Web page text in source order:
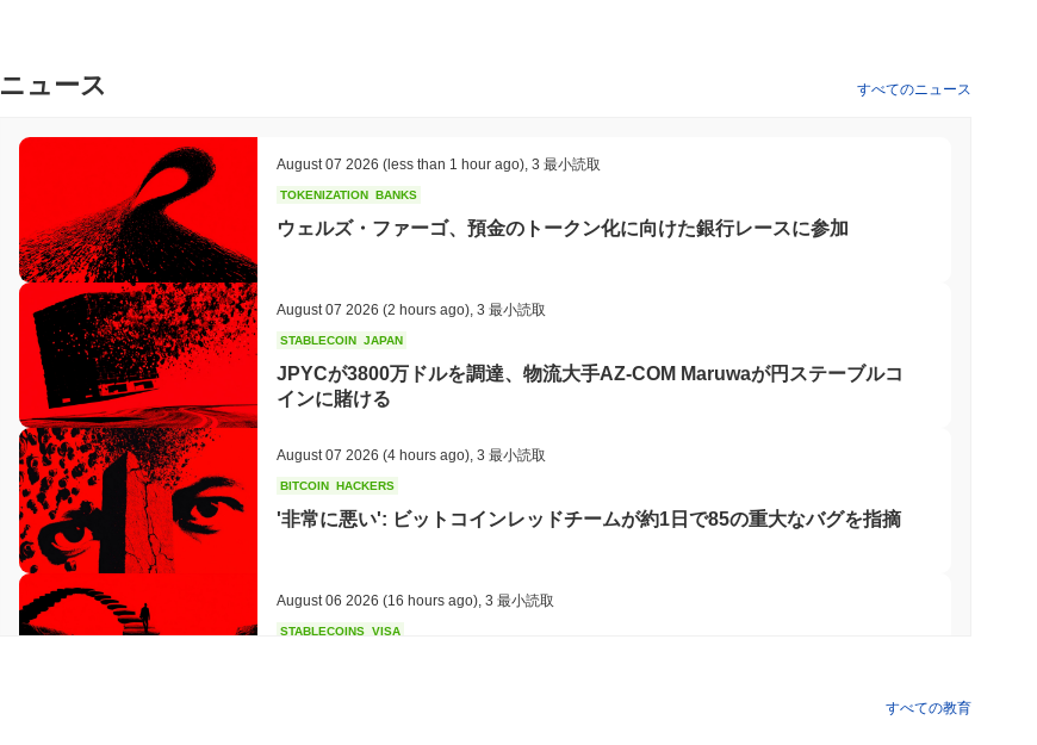
サンドルは現在も活動中で、開発が進行中であり、専用のコミュニティが存在します。複数の取引所で取引されており、持続的な関
サンドルは誰のために設計されていますか？
サンドルは、ブロックチェーンソリューションを自社の業務に統合しようとする開発者や企業のために主に構築されています。ター
ゲットオーディエンスには、革新的な金融ツールを求めるDeFiユーザーや、分散型アプリケーションの向上に焦点を当てたニッチな
コミュニティが含まれます。このプラットフォームは、ブロックチェーンエコシステム内でのコラボレーションと成長を促進するこ
とを目指しています。
サンドルはどのように保護されていますか？
サンドルは、プルーフ・オブ・ステーク（PoS）として知られる独自のコンセンサスメカニズムを通じてネットワークを保護してい
ます。これにより、バリデーターが保有するトークンの数に基づいて新しいブロックを作成できるため、ブロックチェーンの保護が
強化されます。この方法は分散化を促進し、バリデーターが誠実に行動するよう奨励することでネットワークのセキュリティを強化
します。
サンドルは何か論争やリスクに直面しましたか？
サンドルは、投資家が報告した価格の大幅な変動に関する懸念から、 scrutiny に直面しています。さらに、プロジェクトの透明性と
セキュリティに疑問を投げかけるラグプルの疑惑もありました。ユーザーはこれらのリスクを認識し、投資前に徹底的な調査を行う
べきです。プロジェクトはセキュリティインシデントや法的問題から免れているわけではありません。
Sandor (SANDOR) FAQ – 主要指標と市場分析
ニュース すべてのニュース
August 07 2026 (less than 1 hour ago) 3 最小読取
TOKENIZATION BANKS
ウェルズ・ファーゴ、預金のトークン化に向けた銀行レースに参加
August 07 2026 (2 hours ago) 3 最小読取
STABLECOIN JAPAN
JPYCが3800万ドルを調達、物流大手AZ-COM Maruwaが円ステーブルコ
インに賭ける
August 07 2026 (4 hours ago) 3 最小読取
BITCOIN HACKERS
'非常に悪い': ビットコインレッドチームが約1日で85の重大なバグを指摘
August 06 2026 (16 hours ago) 3 最小読取
STABLECOINS VISA
すべての教育